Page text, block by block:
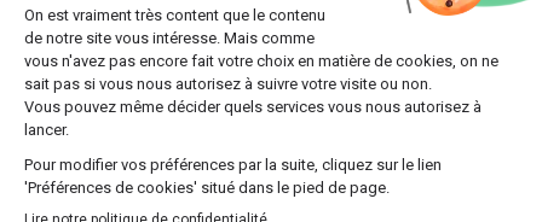
Découvrir nos professeurs